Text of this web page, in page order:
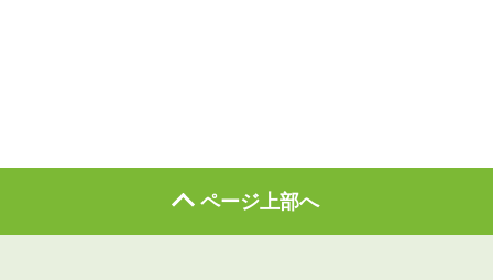
ページ上部へ